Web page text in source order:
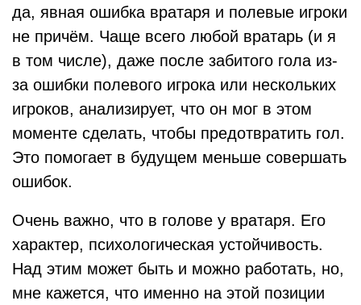
да, явная ошибка вратаря и полевые игроки
не причём. Чаще всего любой вратарь (и я
в том числе), даже после забитого гола из-
за ошибки полевого игрока или нескольких
игроков, анализирует, что он мог в этом
моменте сделать, чтобы предотвратить гол.
Это помогает в будущем меньше совершать
ошибок.
Очень важно, что в голове у вратаря. Его
характер, психологическая устойчивость.
Над этим может быть и можно работать, но,
мне кажется, что именно на этой позиции